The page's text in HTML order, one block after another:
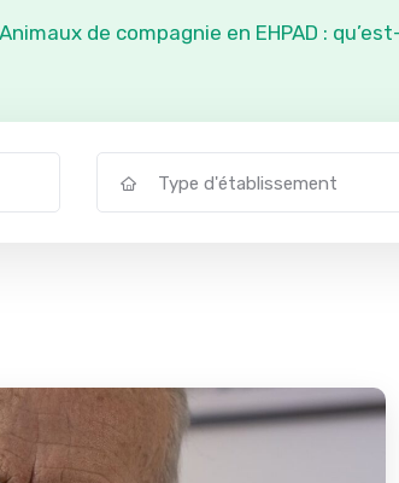
Animaux de compagnie en EHPAD :
Type d'établissement